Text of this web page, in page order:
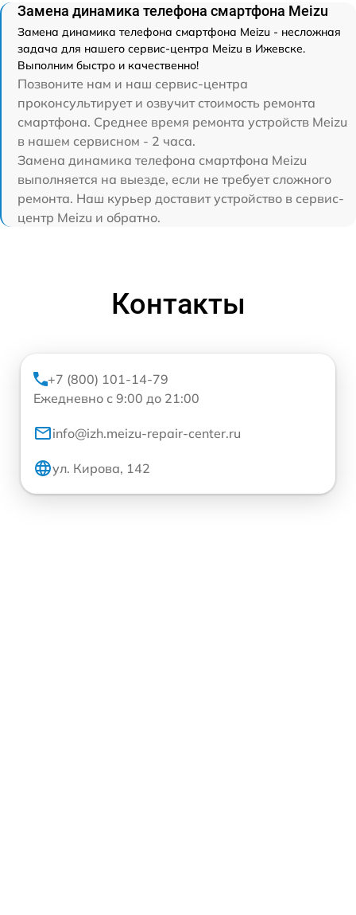
Замена динамика телефона смартфона Meizu
Замена динамика телефона смартфона Meizu - несложная
задача для нашего сервис-центра Meizu в Ижевске.
Выполним быстро и качественно!
Позвоните нам и наш сервис-центра
проконсультирует и озвучит стоимость ремонта
смартфона. Среднее время ремонта устройств Meizu
в нашем сервисном - 2 часа.
Замена динамика телефона смартфона Meizu
выполняется на выезде, если не требует сложного
ремонта. Наш курьер доставит устройство в сервис-
центр Meizu и обратно.
Контакты
+7 (800) 101-14-79
Ежедневно с 9:00 до 21:00
info@izh.meizu-repair-center.ru
ул. Кирова, 142